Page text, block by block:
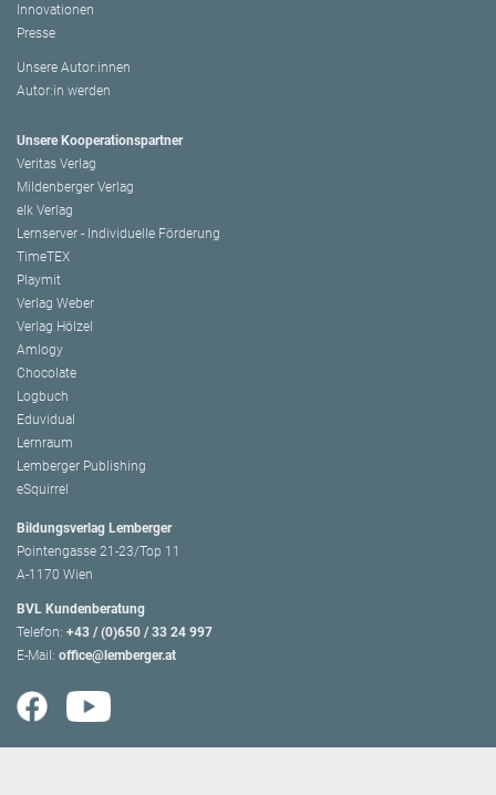
Innovationen
Presse
Unsere Autor:innen
Autor:in werden
Unsere Kooperationspartner
Veritas Verlag
Mildenberger Verlag
elk Verlag
Lernserver - Individuelle Förderung
TimeTEX
Playmit
Verlag Weber
Verlag Hölzel
Amlogy
Chocolate
Logbuch
Eduvidual
Lernraum
Lemberger Publishing
eSquirrel
Bildungsverlag Lemberger
Pointengasse 21-23/Top 11
A-1170 Wien
BVL Kundenberatung
Telefon: +43 / (0)650 / 33 24 997
E-Mail: office@lemberger.at